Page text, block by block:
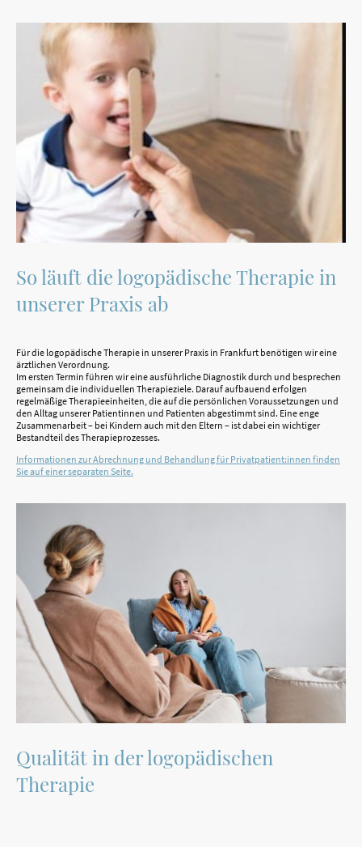
So läuft die logopädische Therapie in
unserer Praxis ab
Für die logopädische Therapie in unserer Praxis in Frankfurt benötigen wir eine
ärztlichen Verordnung.
Im ersten Termin führen wir eine ausführliche Diagnostik durch und besprechen
gemeinsam die individuellen Therapieziele. Darauf aufbauend erfolgen
regelmäßige Therapieeinheiten, die auf die persönlichen Voraussetzungen und
den Alltag unserer Patientinnen und Patienten abgestimmt sind. Eine enge
Zusammenarbeit – bei Kindern auch mit den Eltern – ist dabei ein wichtiger
Bestandteil des Therapieprozesses.
Informationen zur Abrechnung und Behandlung für Privatpatient:innen finden
Sie auf einer separaten Seite.
Qualität in der logopädischen
Therapie